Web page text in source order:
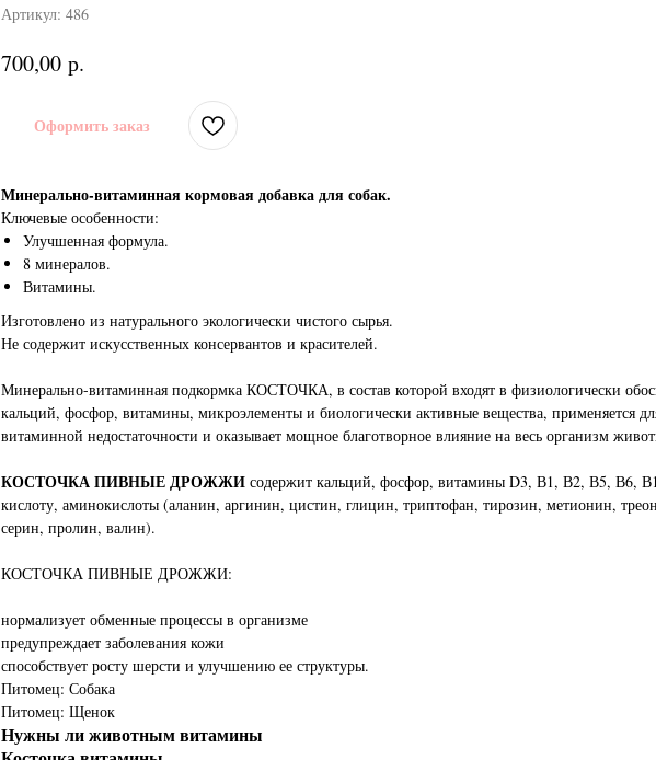
Артикул: 486
700,00 р.
Оформить заказ
Минерально-витаминная кормовая добавка для собак.
Ключевые особенности:
Улучшенная формула.
8 минералов.
Витамины.
Изготовлено из натурального экологически чистого сырья.
Не содержит искусственных консервантов и красителей.
Минерально-витаминная подкормка КОСТОЧКА, в состав которой входят в физиологически
кальций, фосфор, витамины, микроэлементы и биологически активные вещества, применяется
витаминной недостаточности и оказывает мощное благотворное влияние на весь организм
КОСТОЧКА ПИВНЫЕ ДРОЖЖИ содержит кальций, фосфор, витамины D3, В1, В2, В5, В6,
кислоту, аминокислоты (аланин, аргинин, цистин, глицин, триптофан, тирозин, метионин,
серин, пролин, валин).
КОСТОЧКА ПИВНЫЕ ДРОЖЖИ:
нормализует обменные процессы в организме
предупреждает заболевания кожи
способствует росту шерсти и улучшению ее структуры.
Питомец: Собака
Питомец: Щенок
Нужны ли животным витамины